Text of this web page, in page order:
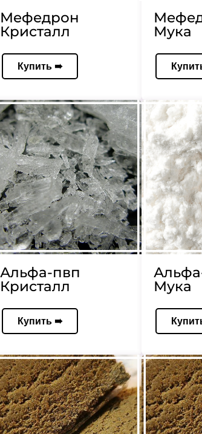
Мефедрон
Кристалл
Купить ➠
Мука
Альфа-пвп
Кристалл
Купить ➠
Мука